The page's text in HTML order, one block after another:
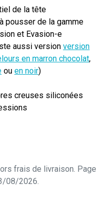
de la tête
pousser de la gamme
et Evasion-e
aussi version version
en marron chocolat,
ou en noir)
creuses siliconées
frais de livraison. Page
08/2026.